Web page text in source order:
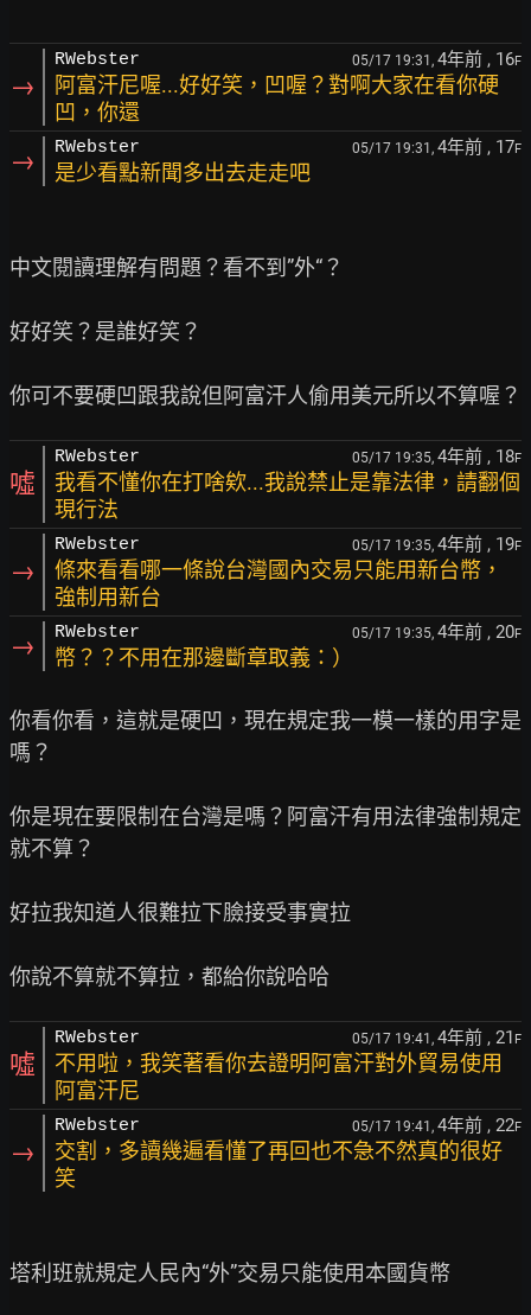
→
RWebster 05/17 19:31, 4年前 , 16F
阿富汗尼喔...好好笑，凹喔？對啊大家在看你硬
凹，你還
→ RWebster 05/17 19:31, 4年前 , 17F
是少看點新聞多出去走走吧
中文閱讀理解有問題？看不到”外“？
好好笑？是誰好笑？
噓
RWebster 05/17 19:35, 4年前 , 18F
我看不懂你在打啥欸...我說禁止是靠法律，請翻個
現行法
→
RWebster 05/17 19:35, 4年前 , 19F
條來看看哪一條說台灣國內交易只能用新台幣，
強制用新台
→ RWebster 05/17 19:35, 4年前 , 20F
幣？？不用在那邊斷章取義：）
你看你看，這就是硬凹，現在規定我一模一樣的用字是
嗎？
你是現在要限制在台灣是嗎？阿富汗有用法律強制規定
就不算？
好拉我知道人很難拉下臉接受事實拉
噓
RWebster 05/17 19:41, 4年前 , 21 F
不用啦，我笑著看你去證明阿富汗對外貿易使用
阿富汗尼
→
RWebster 05/17 19:41, 4年前 , 22F
交割，多讀幾遍看懂了再回也不急不然真的很好
笑
塔利班就規定人民內“外”交易只能使用本國貨幣